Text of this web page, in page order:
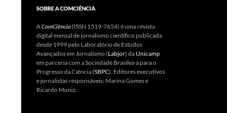
SOBRE A COMCIÊNCIA
AComCiência(ISSN 1519-7654) é uma revista
digital mensal de jornalismo científico publicada
desde 1999 pelo Laboratório de Estudos
Avançados em Jornalismo (Labjor) da Unicamp
em parceria com a Sociedade Brasileira para o
Progresso da Ciência (SBPC). Editores executivos
e jornalistas responsáveis: Marina Gomes e
Ricardo Muniz.